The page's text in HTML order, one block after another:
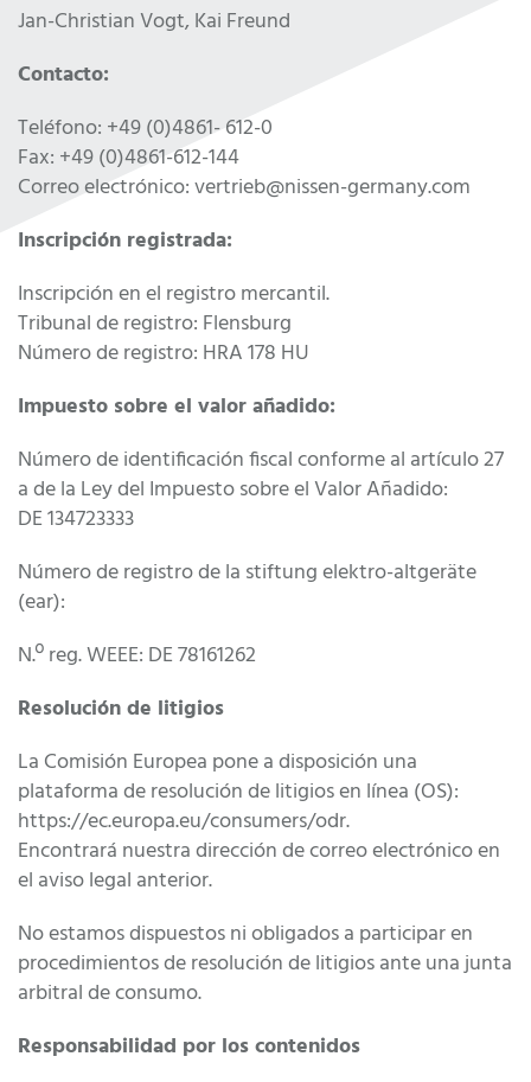
Jan-Christian Vogt, Kai Freund
Contacto:
Teléfono: +49 (0)4861- 612-0
Fax: +49 (0)4861-612-144
Correo electrónico: vertrieb@nissen-germany.com
Inscripción registrada:
Inscripción en el registro mercantil.
Tribunal de registro: Flensburg
Número de registro: HRA 178 HU
Impuesto sobre el valor añadido:
Número de identificación fiscal conforme al artículo 27
a de la Ley del Impuesto sobre el Valor Añadido:
DE 134723333
Número de registro de la stiftung elektro-altgeräte
(ear):
N.º reg. WEEE: DE 78161262
Resolución de litigios
La Comisión Europea pone a disposición una
plataforma de resolución de litigios en línea (OS):
https://ec.europa.eu/consumers/odr.
Encontrará nuestra dirección de correo electrónico en
el aviso legal anterior.
No estamos dispuestos ni obligados a participar en
procedimientos de resolución de litigios ante una junta
arbitral de consumo.
Responsabilidad por los contenidos